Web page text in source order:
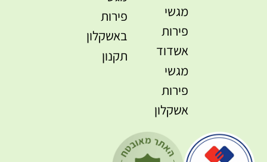
מגשי
פירות
אשדוד
מגשי
פירות
אשקלון
פירות
באשקלון
תקנון